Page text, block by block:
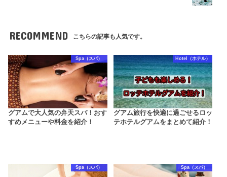
RECOMMEND こちらの記事も人気です。
Spa（スパ）
グアムで大人気の弁天スパ！おす
すめメニューや料金を紹介！
Hotel（ホテル）
グアム旅行を快適に過ごせるロッ
テホテルグアムをまとめて紹介！
Spa（スパ） Spa（スパ）